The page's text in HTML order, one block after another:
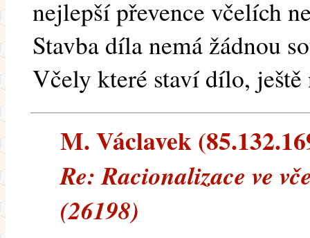
nejlepší převence včelích
Stavba díla nemá žádnou
Včely které staví dílo,
M. Václavek
Re: Racionalizace ve
(26198)